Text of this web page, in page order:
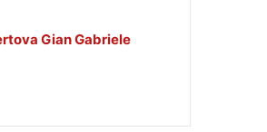
Gian Gabriele